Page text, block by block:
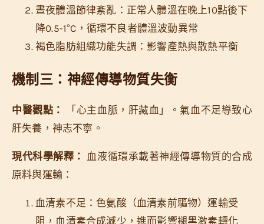
晝夜體溫節律紊亂：正常人體溫在晚上10點後下
降0.5-1°C，循環不良者體溫波動異常
褐色脂肪組織功能失調：影響產熱與散熱平衡
機制三：神經傳導物質失衡
中醫觀點：
「心主血脈，肝藏血」。氣血不足導致心
肝失養，神志不寧。
現代科學解釋：
血液循環承載著神經傳導物質的合成
原料與運輸：
血清素不足：色氨酸（血清素前驅物）運輸受
阻，血清素合成減少，進而影響褪黑激素轉化